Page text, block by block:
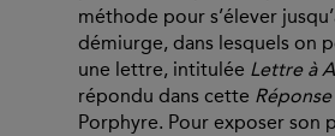
méthode pour s’élever
démiurge, dans lesquels on
une lettre, intitulée Lettre à
répondu dans cette
Porphyre. Pour exposer son